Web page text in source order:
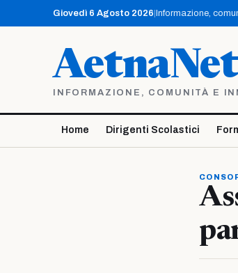
contenuto
Giovedì 6 Agosto 2026 Informazione,
INFORMAZIONE, COMUNITÀ E
Home Dirigenti Scolastici